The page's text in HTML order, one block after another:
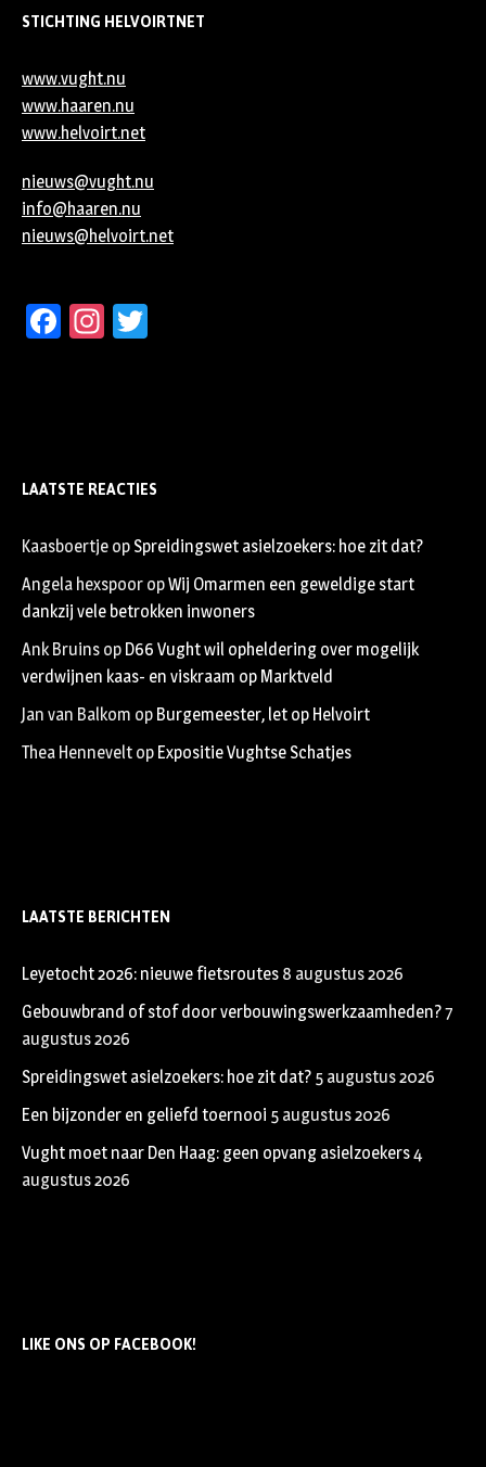
STICHTING HELVOIRTNET
www.vught.nu
www.haaren.nu
www.helvoirt.net
nieuws@vught.nu
info@haaren.nu
nieuws@helvoirt.net
Facebook
Instagram
LAATSTE REACTIES
Kaasboertje op Spreidingswet asielzoekers: hoe zit dat?
Angela hexspoor opWij Omarmen een geweldige start
dankzij vele betrokken inwoners
Ank Bruins op D66 Vught wil opheldering over mogelijk
verdwijnen kaas- en viskraam op Marktveld
Jan van Balkom op Burgemeester, let op Helvoirt
Thea Hennevelt op Expositie Vughtse Schatjes
LAATSTE BERICHTEN
Leyetocht 2026: nieuwe fietsroutes 8 augustus 2026
Gebouwbrand of stof door verbouwingswerkzaamheden?7
augustus 2026
Spreidingswet asielzoekers: hoe zit dat? 5 augustus 2026
Een bijzonder en geliefd toernooi 5 augustus 2026
Vught moet naar Den Haag: geen opvang asielzoekers4
augustus 2026
LIKE ONS OP FACEBOOK!